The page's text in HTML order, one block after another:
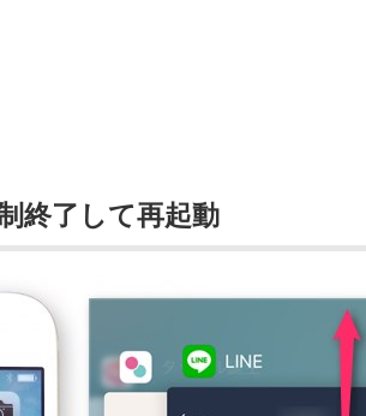
終了して再起動